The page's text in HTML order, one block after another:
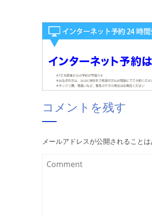
コメントを残す
メールアドレスが公開されることは